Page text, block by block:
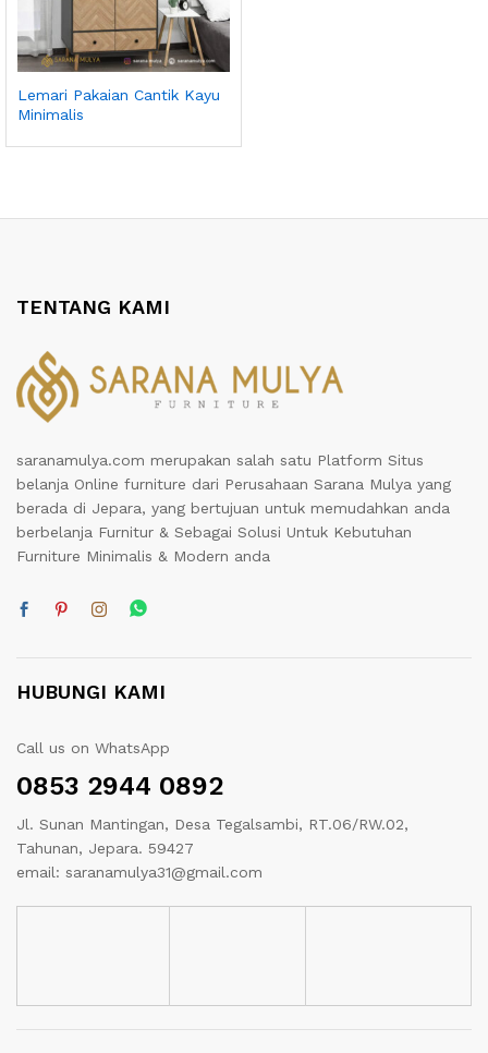
Lemari Pakaian Cantik Kayu
Minimalis
TENTANG KAMI
saranamulya.com merupakan salah satu Platform Situs
belanja Online furniture dari Perusahaan Sarana Mulya yang
berada di Jepara, yang bertujuan untuk memudahkan anda
berbelanja Furnitur & Sebagai Solusi Untuk Kebutuhan
Furniture Minimalis & Modern anda
HUBUNGI KAMI
Call us on WhatsApp
0853 2944 0892
Jl. Sunan Mantingan, Desa Tegalsambi, RT.06/RW.02,
Tahunan, Jepara. 59427
email: saranamulya31@gmail.com